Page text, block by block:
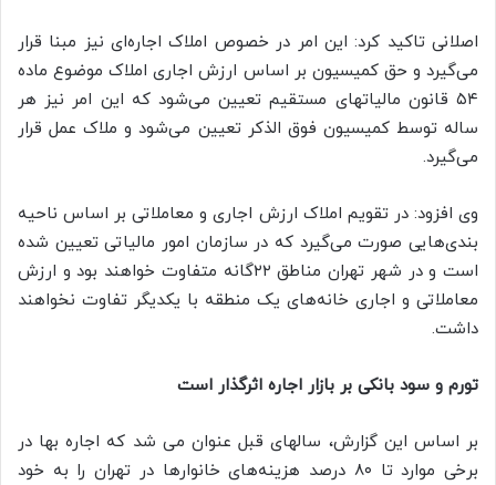
اصلانی تاکید کرد:‌ این امر در خصوص املاک اجاره‌ای نیز مبنا قرار
می‌گیرد و حق کمیسیون بر اساس ارزش اجاری املاک موضوع ماده
۵۴ قانون مالیاتهای مستقیم تعیین می‌شود که این امر نیز هر
ساله توسط کمیسیون فوق الذکر تعیین می‌شود و ملاک عمل قرار
می‌گیرد.
وی افزود:‌ در تقویم املاک ارزش اجاری و معاملاتی بر اساس ناحیه
بندی‌هایی صورت می‌گیرد که در سازمان امور مالیاتی تعیین شده
است و در شهر تهران مناطق ۲۲گانه متفاوت خواهند بود و ارزش
معاملاتی و اجاری خانه‌های یک منطقه با یکدیگر تفاوت نخواهند
داشت.
تورم و سود بانکی بر بازار اجاره اثرگذار است
بر اساس این گزارش، سالهای قبل عنوان می شد که اجاره بها در
برخی موارد تا ۸۰ درصد هزینه‌های خانوارها در تهران را به خود